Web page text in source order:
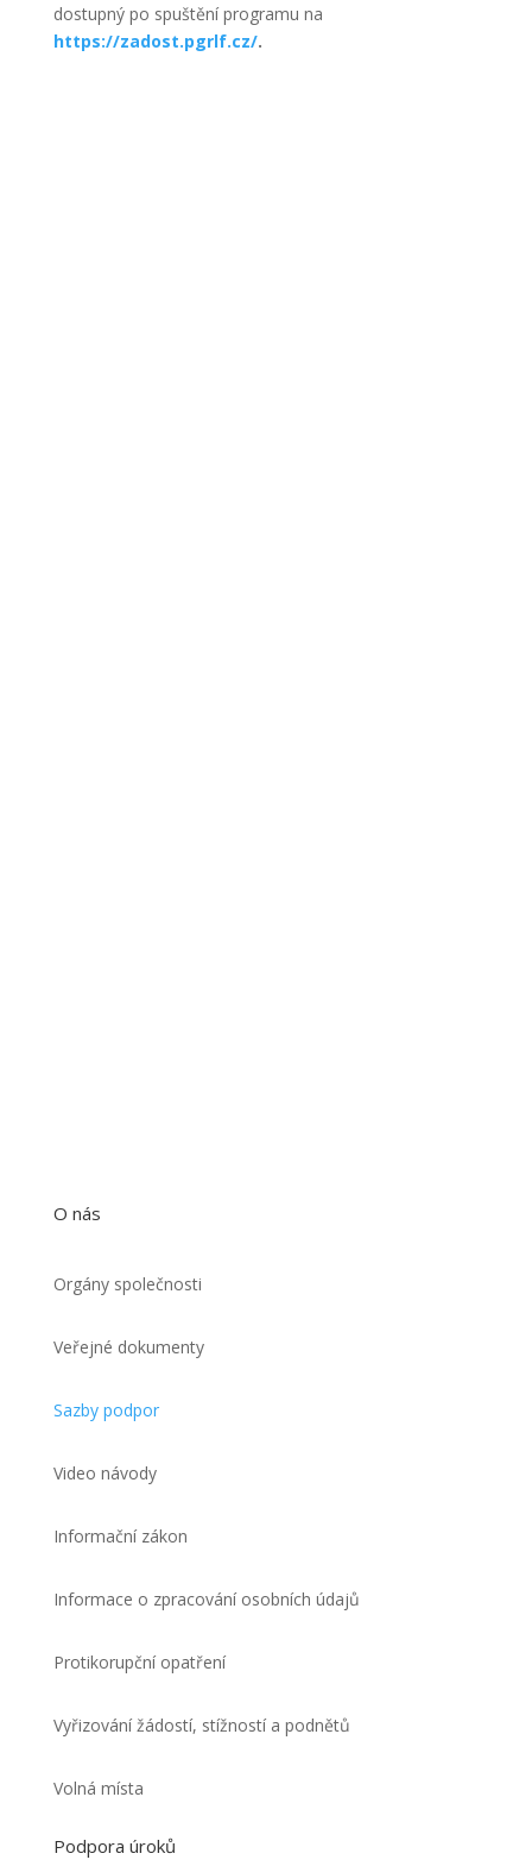
dostupný po spuštění programu na
https://zadost.pgrlf.cz/.
O nás
Orgány společnosti
Veřejné dokumenty
Sazby podpor
Video návody
Informační zákon
Informace o zpracování osobních údajů
Protikorupční opatření
Vyřizování žádostí, stížností a podnětů
Volná místa
Podpora úroků